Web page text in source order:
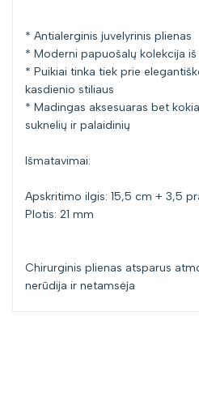
* Antialerginis juvelyrinis plienas
* Moderni papuošalų kolekcija
* Puikiai tinka tiek prie
kasdienio stiliaus
* Madingas aksesuaras bet
suknelių ir palaidinių
Išmatavimai:
Apskritimo ilgis: 15,5 cm + 3,5
Plotis: 21 mm
Chirurginis plienas atsparus
nerūdija ir netamsėja